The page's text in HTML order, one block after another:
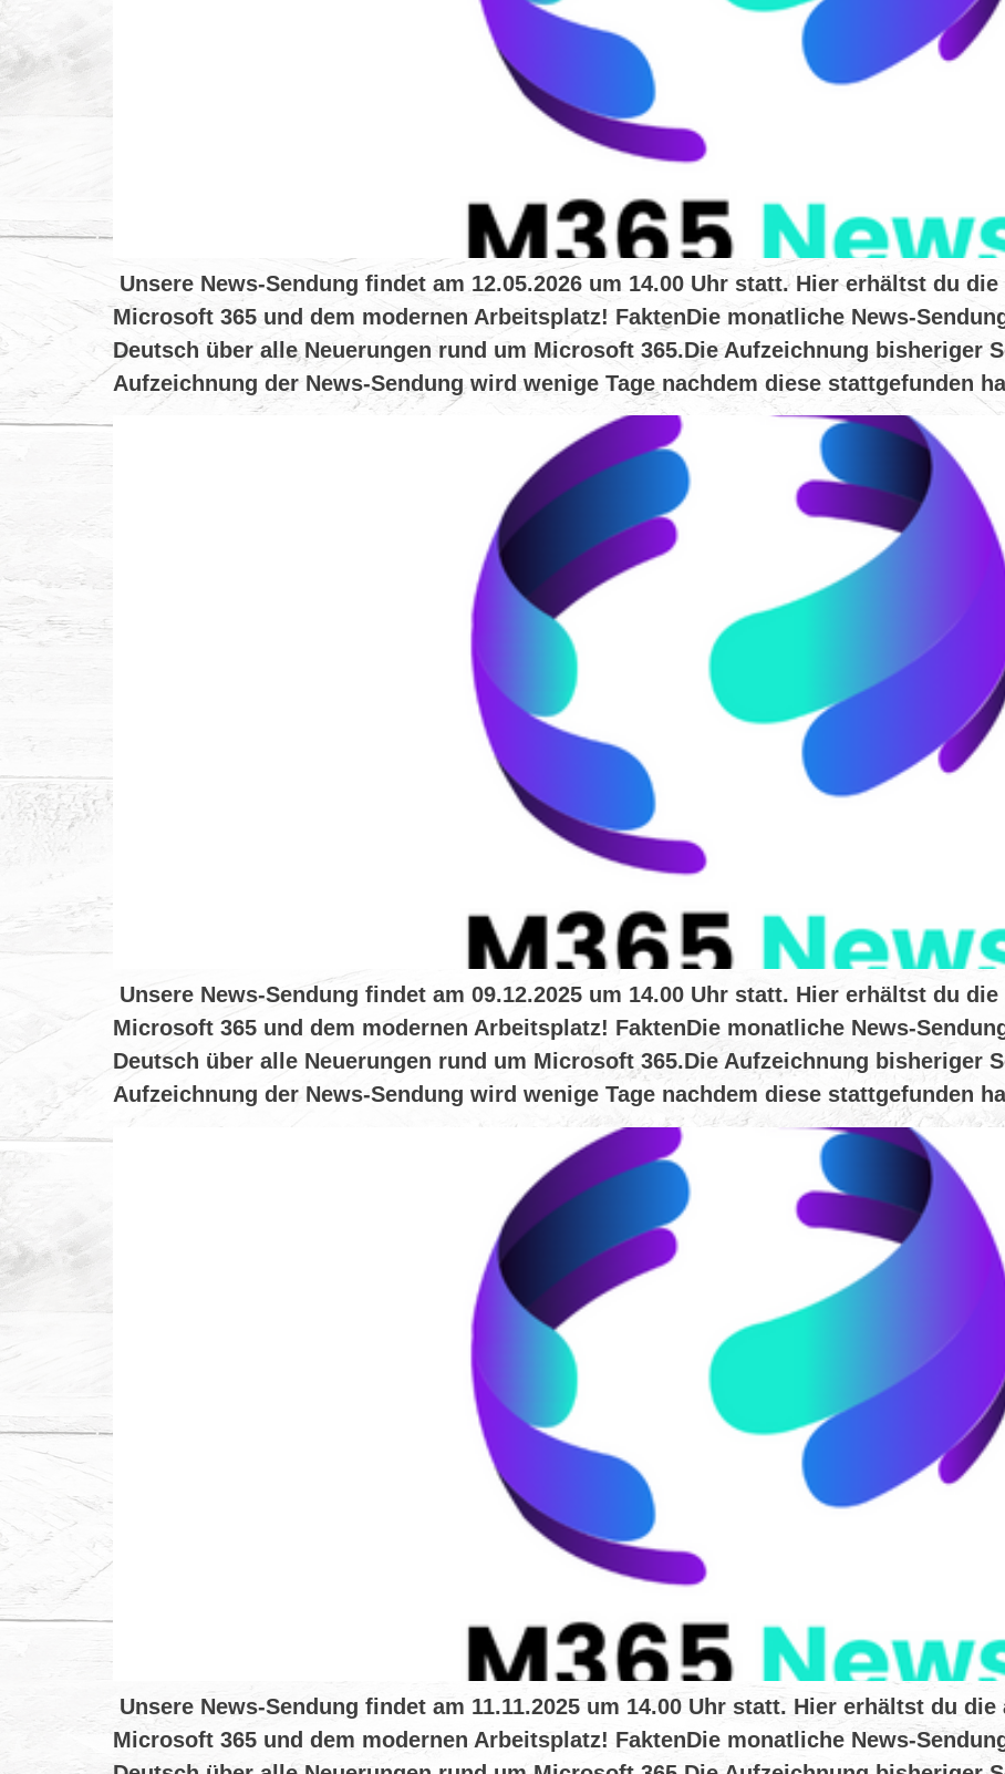
Unsere News-Sendung findet am 12.05.2026 um 14.00 Uhr statt. Hier erhältst du
Microsoft 365 und dem modernen Arbeitsplatz! FaktenDie monatliche News-
Deutsch über alle Neuerungen rund um Microsoft 365.Die Aufzeichnung bisheriger
Aufzeichnung der News-Sendung wird wenige Tage nachdem diese stattgefunden
Unsere News-Sendung findet am 09.12.2025 um 14.00 Uhr statt. Hier erhältst du
Microsoft 365 und dem modernen Arbeitsplatz! FaktenDie monatliche News-
Deutsch über alle Neuerungen rund um Microsoft 365.Die Aufzeichnung bisheriger
Aufzeichnung der News-Sendung wird wenige Tage nachdem diese stattgefunden
Unsere News-Sendung findet am 11.11.2025 um 14.00 Uhr statt. Hier erhältst du
Microsoft 365 und dem modernen Arbeitsplatz! FaktenDie monatliche News-